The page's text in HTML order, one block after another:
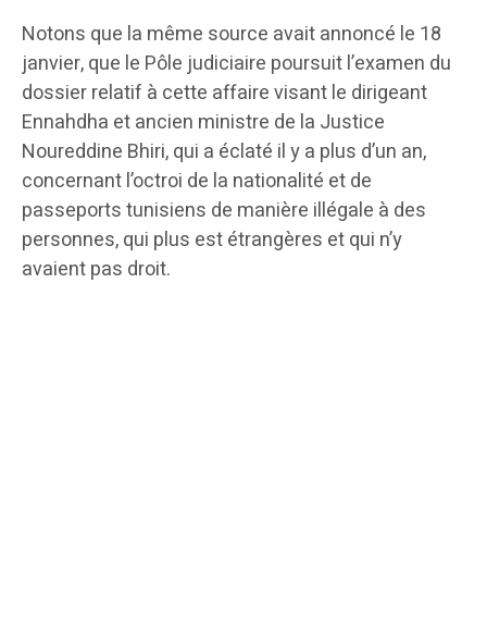
Notons que la même source avait annoncé le 18
janvier, que le Pôle judiciaire poursuit l’examen du
dossier relatif à cette affaire visant le dirigeant
Ennahdha et ancien ministre de la Justice
Noureddine Bhiri, qui a éclaté il y a plus d’un an,
concernant l’octroi de la nationalité et de
passeports tunisiens de manière illégale à des
personnes, qui plus est étrangères et qui n’y
avaient pas droit.